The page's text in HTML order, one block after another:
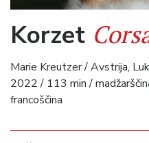
Korzet
Marie Kreutzer / Avstrija,
2022 / 113 min /
francoščina